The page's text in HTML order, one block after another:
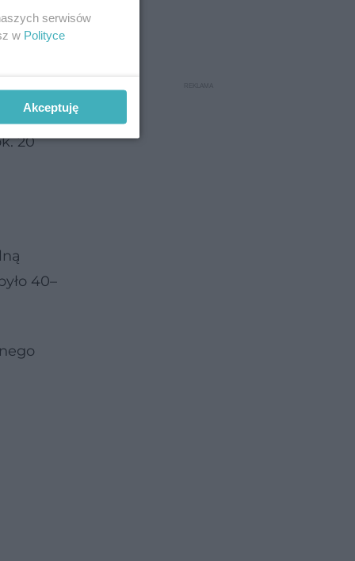
–
20
40–
serwisów
w Polityce
Akceptuję